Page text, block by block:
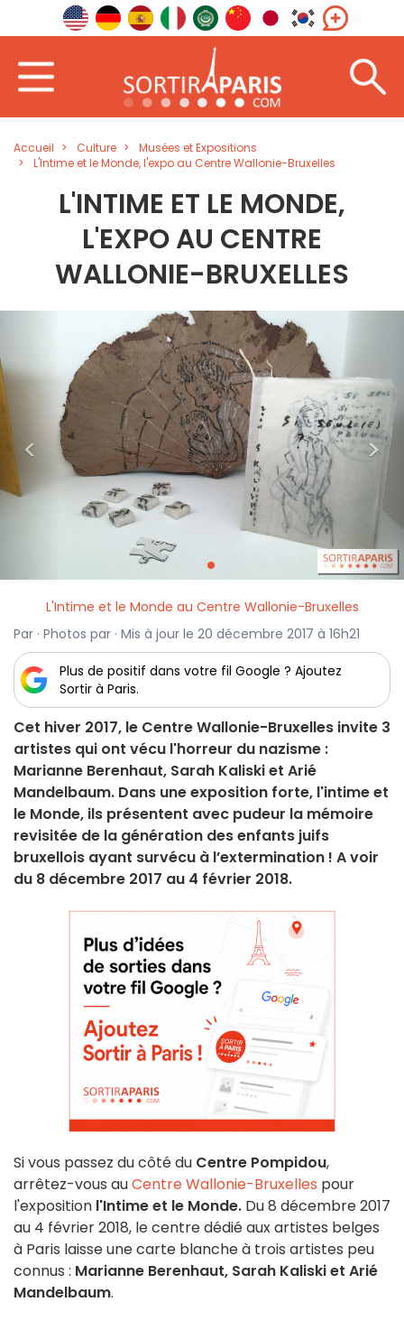
Accueil Culture
Musées et Expositions
L'Intime et le Monde, l'expo au Centre Wallonie-Bruxelles
L'INTIME ET LE MONDE,
L'EXPO AU CENTRE
WALLONIE-BRUXELLES
< >
L'Intime et le Monde au Centre Wallonie-Bruxelles
Par · Photos par · Mis à jour le 20 décembre 2017 à 16h21
Plus de positif dans votre fil Google ? Ajoutez
Sortir à Paris.
Cet hiver 2017, le Centre Wallonie-Bruxelles invite 3
artistes qui ont vécu l'horreur du nazisme :
Marianne Berenhaut, Sarah Kaliski et Arié
Mandelbaum. Dans une exposition forte, l'intime et
le Monde, ils présentent avec pudeur la mémoire
revisitée de la génération des enfants juifs
bruxellois ayant survécu à l’extermination ! A voir
du 8 décembre 2017 au 4 février 2018.
Si vous passez du côté du Centre Pompidou,
arrêtez-vous auCentre Wallonie-Bruxelles pour
l'exposition l'Intime et le Monde. Du 8 décembre 2017
au 4 février 2018, le centre dédié aux artistes belges
à Paris laisse une carte blanche à trois artistes peu
connus : Marianne Berenhaut, Sarah Kaliski et Arié
Mandelbaum.